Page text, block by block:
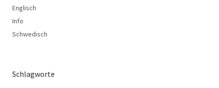
Englisch
Info
Schwedisch
Schlagworte